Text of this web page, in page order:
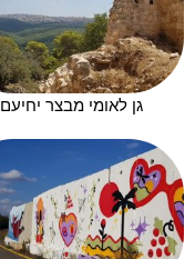
גן לאומי מבצר יחיעם